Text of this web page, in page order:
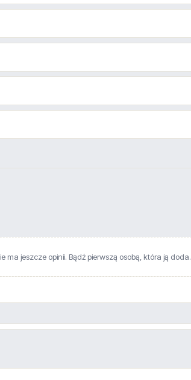
ma jeszcze opinii. Bądź pierwszą osobą, która ją doda.